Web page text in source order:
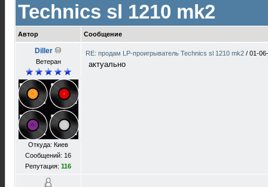
Technics sl 1210 mk2
Автор Сообщение
Diller
Ветеран
Откуда: Киев
Сообщений: 16
Репутация: 116
RE: продам LP-проигрыватель Technics sl 1210 mk2 / 01-
актуально